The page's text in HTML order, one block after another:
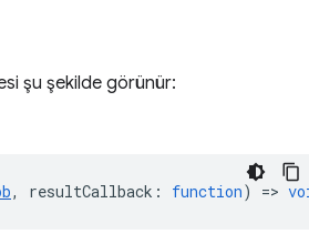
şu şekilde görünür:
, resultCallback : function) =>